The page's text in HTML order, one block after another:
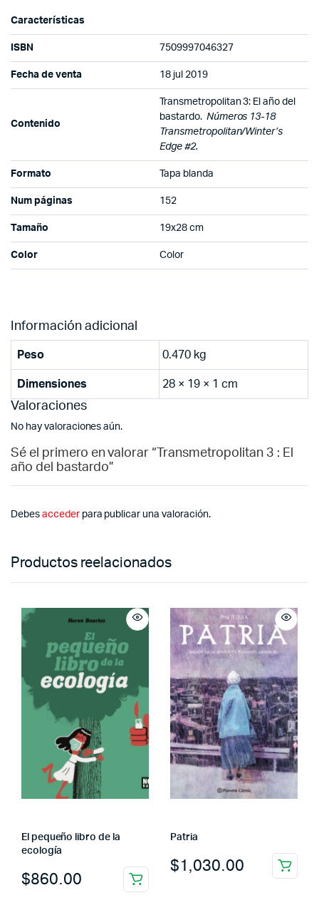
Características
ISBN 7509997046327
Fecha de venta 18 jul 2019
Contenido
Transmetropolitan 3: El año del
bastardo. Números 13-18
Transmetropolitan/Winter’s
Edge #2.
Formato Tapa blanda
Num páginas 152
Tamaño 19x28 cm
Color Color
Información adicional
Peso 0.470 kg
Dimensiones 28 × 19 × 1 cm
Valoraciones
No hay valoraciones aún.
Sé el primero en valorar “Transmetropolitan 3 : El
año del bastardo”
Debes accederpara publicar una valoración.
Productos reelacionados
El pequeño libro de la
ecología
$860.00
Patria
$1,030.00